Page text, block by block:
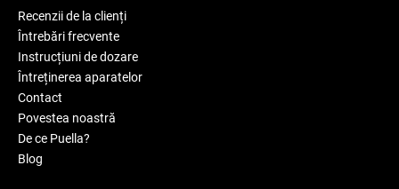
Recenzii de la clienți
Întrebări frecvente
Instrucțiuni de dozare
Întreținerea aparatelor
Contact
Povestea noastră
De ce Puella?
Blog